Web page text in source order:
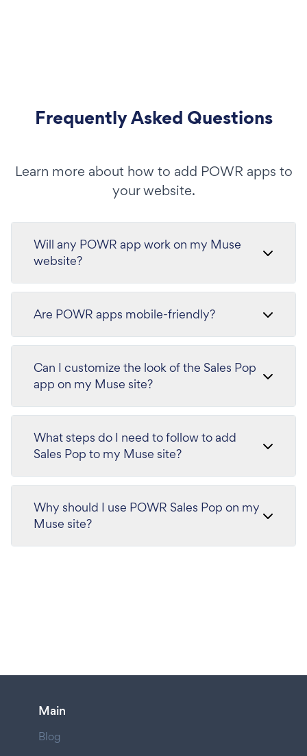
Frequently Asked Questions
Learn more about how to add POWR apps to
your website.
Will any POWR app work on my Muse
website?
Are POWR apps mobile-friendly?
Can I customize the look of the Sales Pop
app on my Muse site?
What steps do I need to follow to add
Sales Pop to my Muse site?
Why should I use POWR Sales Pop on my
Muse site?
Main
Blog